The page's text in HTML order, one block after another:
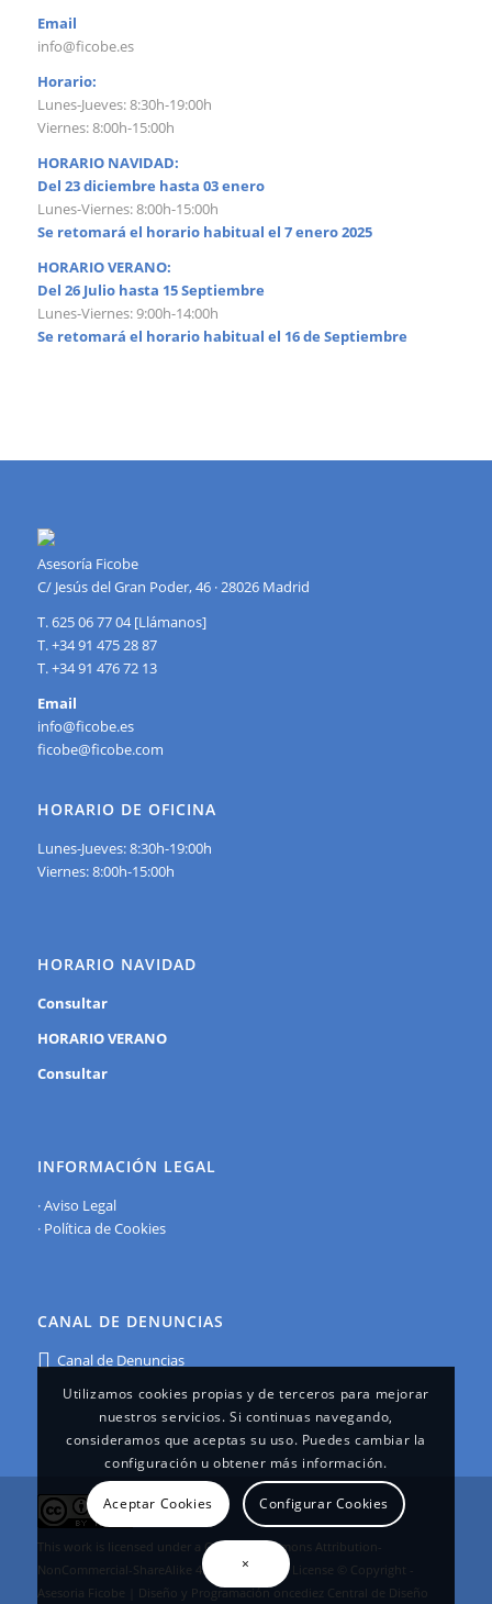
Email
info@ficobe.es
Horario:
Lunes-Jueves: 8:30h-19:00h
Viernes: 8:00h-15:00h
HORARIO NAVIDAD:
Del 23 diciembre hasta 03 enero
Lunes-Viernes: 8:00h-15:00h
Se retomará el horario habitual el 7 enero 2025
HORARIO VERANO:
Del 26 Julio hasta 15 Septiembre
Lunes-Viernes: 9:00h-14:00h
Se retomará el horario habitual el 16 de Septiembre
Asesoría Ficobe
C/ Jesús del Gran Poder, 46 · 28026 Madrid
T. 625 06 77 04 [Llámanos]
T. +34 91 475 28 87
T. +34 91 476 72 13
Email
info@ficobe.es
ficobe@ficobe.com
HORARIO DE OFICINA
Lunes-Jueves: 8:30h-19:00h
Viernes: 8:00h-15:00h
HORARIO NAVIDAD
Consultar
HORARIO VERANO
Consultar
INFORMACIÓN LEGAL
·Aviso Legal
· Política de Cookies
CANAL DE DENUNCIAS
Canal de Denuncias
This work is licensed under a Creative Commons Attribution-
NonCommercial-ShareAlike 4.0 International License
© Copyright -
Asesoria Ficobe | Diseño y Programaciónoncediez Central de Diseño
Utilizamos cookies propias y de terceros para mejorar
nuestros servicios. Si continuas navegando,
consideramos que aceptas su uso. Puedes cambiar la
configuración u obtener más información.
Aceptar Cookies Configurar Cookies
×